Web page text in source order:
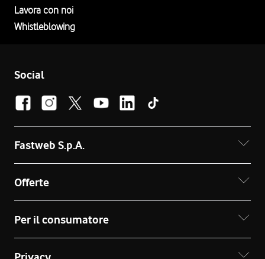
Lavora con noi
Whistleblowing
Social
Fastweb S.p.A.
Offerte
Per il consumatore